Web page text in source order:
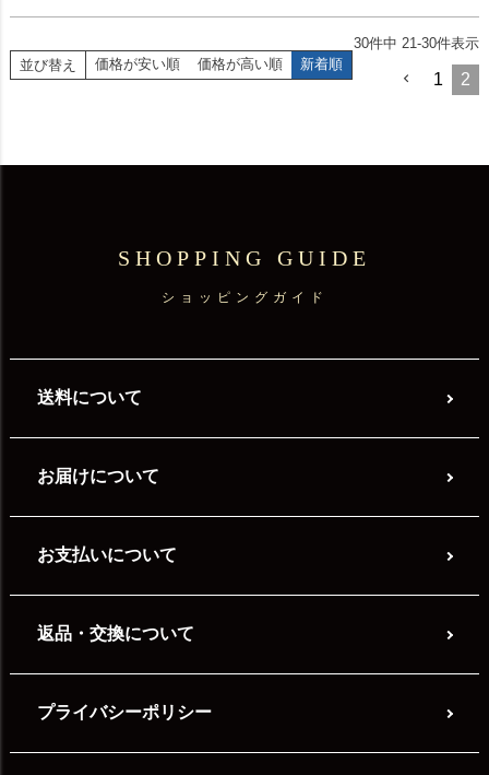
並び替え 価格が安い順 価格が高い順 新着順
30件中 21-30件表示
1 2
SHOPPING GUIDE
ショッピングガイド
送料について
お届けについて
お支払いについて
返品・交換について
プライバシーポリシー